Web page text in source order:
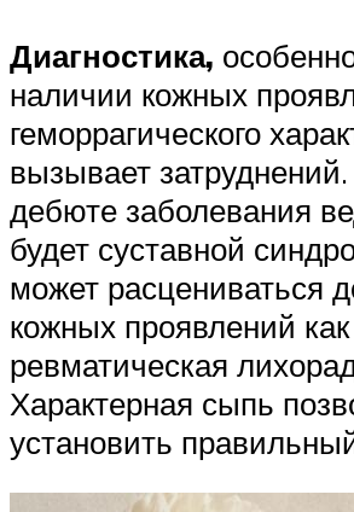
Диагностика,
наличии кожных
геморрагического
вызывает
дебюте заболевания
будет суставной
может расцениваться
кожных проявлений как
ревматическая
Характерная сыпь
установить